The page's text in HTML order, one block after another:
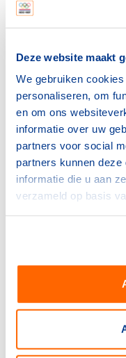
Deze website maakt
We gebruiken
personaliseren, om
en om ons
informatie over uw
partners voor social
partners kunnen
informatie die u aan
verzameld op basis
ellendige virus af
solidariteit,
onze sportieve
stapje voor stapje
hard nodig om een
samenleving te
"Tegelijkertijd zien
wel mogen doen
terwijl de
de voor veel
deelnemersbijdragen
de sportverenigingen
kaartverkoop
geldt dat ze straks
met hun leden
Laten we ook